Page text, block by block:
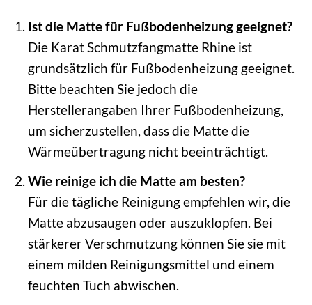
Ist die Matte für Fußbodenheizung geeignet?
Die Karat Schmutzfangmatte Rhine ist
grundsätzlich für Fußbodenheizung geeignet.
Bitte beachten Sie jedoch die
Herstellerangaben Ihrer Fußbodenheizung,
um sicherzustellen, dass die Matte die
Wärmeübertragung nicht beeinträchtigt.
Wie reinige ich die Matte am besten?
Für die tägliche Reinigung empfehlen wir, die
Matte abzusaugen oder auszuklopfen. Bei
stärkerer Verschmutzung können Sie sie mit
einem milden Reinigungsmittel und einem
feuchten Tuch abwischen.